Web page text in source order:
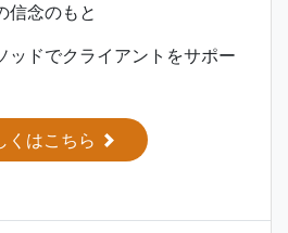
信念のもと
ッドでクライアントをサポー
くはこちら